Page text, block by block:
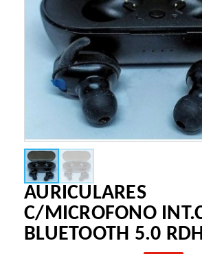
AURICULARES
C/MICROFONO
BLUETOOTH 5.0